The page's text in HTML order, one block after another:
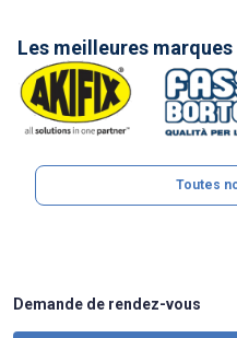
Les meilleures
Toutes
Demande de rendez-vous